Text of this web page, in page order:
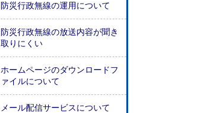
防災行政無線の運用について
防災行政無線の放送内容が聞き
取りにくい
ホームページのダウンロードフ
ァイルについて
メール配信サービスについて